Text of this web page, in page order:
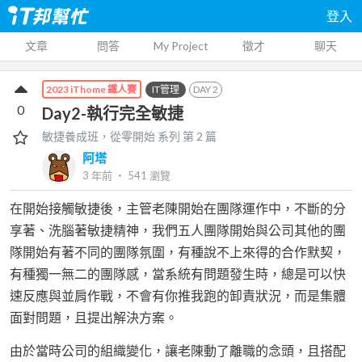
登入
文章 問答 My Project 徵才 聊天
2023 iThome 鐵人賽 IT管理 DAY2
Day2-執行完全敏捷
敏捷養成班，從零開始 系列 第2 篇
阿塔
3 年前 ‧ 541 瀏覽
0
在開始接觸敏捷後，主管老陳開始在團隊運作中，不斷的分
享著、洗腦著敏捷精神，我們五人團隊開始與公司其他的團
隊開始有著不同的團隊氛圍，有種說不上來得的合作默契，
有種獨一無二的團隊感，當系統有問題發生時，總是可以快
速反應與並肩作戰，不會有你推我跑的卸責狀況，而是集體
面對問題，且提出解決方案。
由於當時公司的組織變化，讓老陳動了離職的念頭，且搭配